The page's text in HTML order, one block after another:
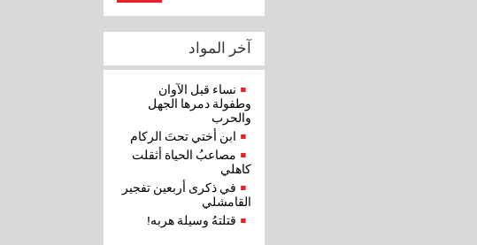
آخر المواد
نساء قبل الآوان
وطفولة دمرها الجهل
والحرب
ابن أختي تحتَ الركام
مصاعبُ الحياة أثقلت
كاهلي
في ذكرى أربعين تفجير
القامشلي
قتلتهُ وسيلة هربه!